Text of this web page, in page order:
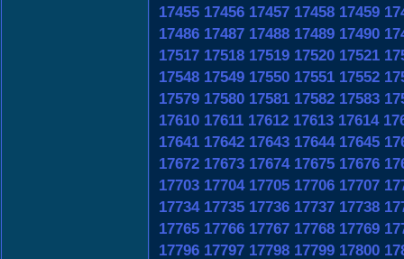
17455 17456 17457 17458 17459
17486 17487 17488 17489 17490
17517 17518 17519 17520 17521
17548 17549 17550 17551 17552
17579 17580 17581 17582 17583
17610 17611 17612 17613 17614
17641 17642 17643 17644 17645
17672 17673 17674 17675 17676
17703 17704 17705 17706 17707
17734 17735 17736 17737 17738
17765 17766 17767 17768 17769
17796 17797 17798 17799 17800